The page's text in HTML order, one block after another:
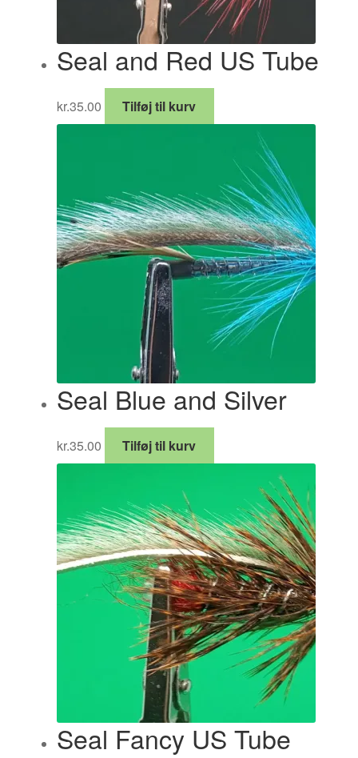
Seal and Red US Tube
kr.35.00 Tilføj til kurv
Seal Blue and Silver
kr.35.00 Tilføj til kurv
Seal Fancy US Tube